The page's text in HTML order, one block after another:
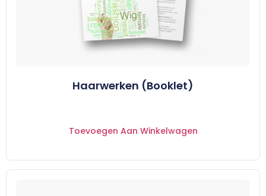
Haarwerken (Booklet)
Toevoegen Aan Winkelwagen